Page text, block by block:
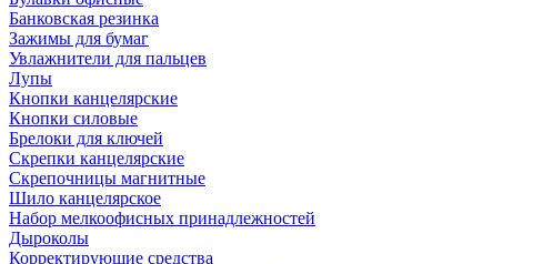
Банковская резинка
Зажимы для бумаг
Увлажнители для пальцев
Лупы
Кнопки канцелярские
Кнопки силовые
Брелоки для ключей
Скрепки канцелярские
Скрепочницы магнитные
Шило канцелярское
Набор мелкоофисных принадлежностей
Дыроколы
Корректирующие средства